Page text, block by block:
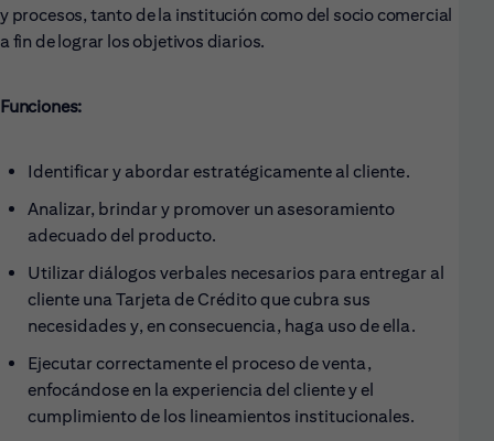
y procesos, tanto de la institución como del socio comercial
a fin de lograr los objetivos diarios.
Funciones:
Identificar y abordar estratégicamente al cliente.
Analizar, brindar y promover un asesoramiento
adecuado del producto.
Utilizar diálogos verbales necesarios para entregar al
cliente una Tarjeta de Crédito que cubra sus
necesidades y, en consecuencia, haga uso de ella.
Ejecutar correctamente el proceso de venta,
enfocándose en la experiencia del cliente y el
cumplimiento de los lineamientos institucionales.